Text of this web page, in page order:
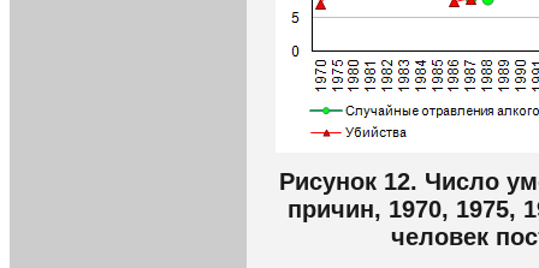
Рисунок 12. Число
причин, 1970, 1975,
человек